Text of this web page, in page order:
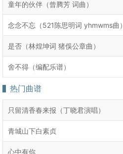
童年的伙伴（曾腾芳 词曲）
念念不忘（521陈思明词 yhmwms曲）
是否（林煌坤词 猪俁公章曲）
舍不得（编配乐谱）
热门曲谱
只留清香春来报（丁晓君演唱）
青城山下白素贞
心中有你